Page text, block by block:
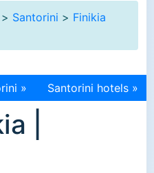
> Santorini > Finikia
» Santorini hotels »
|